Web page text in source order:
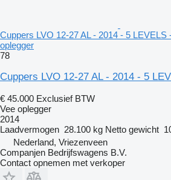
Cuppers LVO 12-27 AL - 2014 - 5 LEVELS
oplegger
78
Cuppers LVO 12-27 AL - 2014 - 5
€ 45.000 Exclusief BTW
Vee oplegger
2014
Laadvermogen 28.100 kg Netto gewicht
Nederland, Vriezenveen
Companjen Bedrijfswagens B.V.
Contact opnemen met verkoper